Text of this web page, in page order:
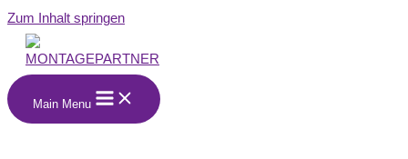
Zum Inhalt springen
Main Menu